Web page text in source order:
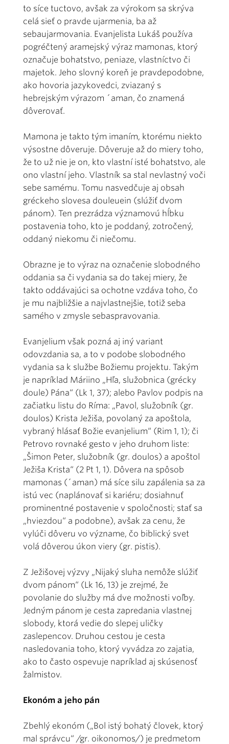
to síce tuctovo, avšak za výrokom sa skrýva
celá sieť o pravde ujarmenia, ba až
sebaujarmovania. Evanjelista Lukáš používa
pogréčtený aramejský výraz mamonas, ktorý
označuje bohatstvo, peniaze, vlastníctvo či
majetok. Jeho slovný koreň je pravdepodobne,
ako hovoria jazykovedci, zviazaný s
hebrejským výrazom ´aman, čo znamená
dôverovať.
Mamona je takto tým imaním, ktorému niekto
výsostne dôveruje. Dôveruje až do miery toho,
že to už nie je on, kto vlastní isté bohatstvo, ale
ono vlastní jeho. Vlastník sa stal nevlastný voči
sebe samému. Tomu nasvedčuje aj obsah
gréckeho slovesa douleuein (slúžiť dvom
pánom). Ten prezrádza významovú hĺbku
postavenia toho, kto je poddaný, zotročený,
oddaný niekomu či niečomu.
Obrazne je to výraz na označenie slobodného
oddania sa či vydania sa do takej miery, že
takto oddávajúci sa ochotne vzdáva toho, čo
je mu najbližšie a najvlastnejšie, totiž seba
samého v zmysle sebaspravovania.
Evanjelium však pozná aj iný variant
odovzdania sa, a to v podobe slobodného
vydania sa k službe Božiemu projektu. Takým
je napríklad Máriino „Hľa, služobnica (grécky
doule) Pána“ (Lk 1, 37); alebo Pavlov podpis na
začiatku listu do Ríma: „Pavol, služobník (gr.
doulos) Krista Ježiša, povolaný za apoštola,
vybraný hlásať Božie evanjelium“ (Rim 1, 1); či
Petrovo rovnaké gesto v jeho druhom liste:
„Šimon Peter, služobník (gr. doulos) a apoštol
Ježiša Krista“ (2 Pt 1, 1). Dôvera na spôsob
mamonas (´aman) má síce silu zapálenia sa za
istú vec (naplánovať si kariéru; dosiahnuť
prominentné postavenie v spoločnosti; stať sa
„hviezdou“ a podobne), avšak za cenu, že
vylúči dôveru vo význame, čo biblický svet
volá dôverou úkon viery (gr. pistis).
Z Ježišovej výzvy „Nijaký sluha nemôže slúžiť
dvom pánom“ (Lk 16, 13) je zrejmé, že
povolanie do služby má dve možnosti voľby.
Jedným pánom je cesta zapredania vlastnej
slobody, ktorá vedie do slepej uličky
zaslepencov. Druhou cestou je cesta
nasledovania toho, ktorý vyvádza zo zajatia,
ako to často ospevuje napríklad aj skúsenosť
žalmistov.
Ekonóm a jeho pán
Zbehlý ekonóm („Bol istý bohatý človek, ktorý
mal správcu“ /gr. oikonomos/) je predmetom